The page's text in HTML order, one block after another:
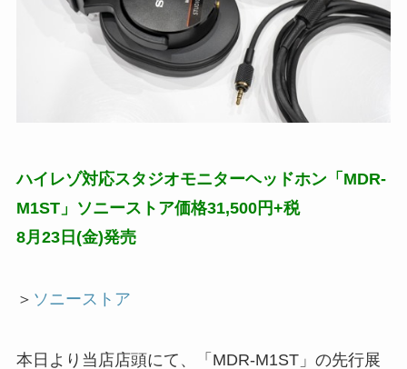
ハイレゾ対応スタジオモニターヘッドホン「MDR-
M1ST」ソニーストア価格31,500円+税
8月23日(金)発売
＞ ソニーストア
本日より当店店頭にて、「MDR-M1ST」の先行展